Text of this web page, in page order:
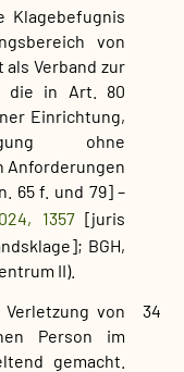
Klagebefugnis
von
als Verband zur
die in Art. 80
Einrichtung,
ohne
Anforderungen
65 f. und 79] –
1357[juris
BGH,
II).
34
von
Person im
gemacht.